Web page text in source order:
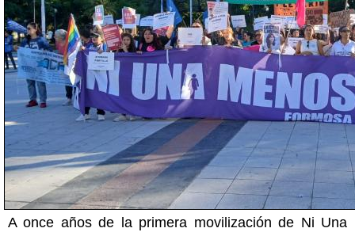
A once años de la primera movilización de Ni Una